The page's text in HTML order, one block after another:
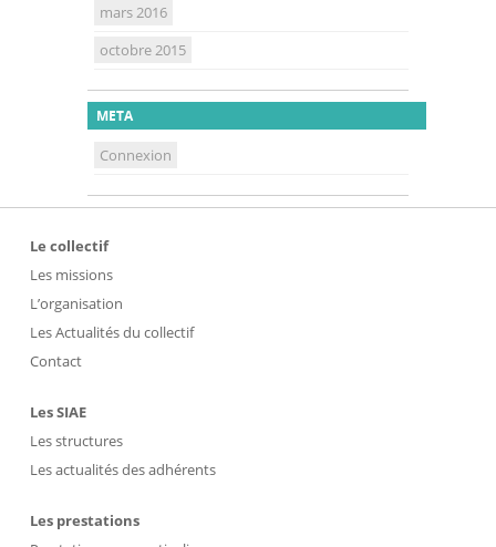
mars 2016
octobre 2015
META
Connexion
Le collectif
Les missions
L’organisation
Les Actualités du collectif
Contact
Les SIAE
Les structures
Les actualités des adhérents
Les prestations